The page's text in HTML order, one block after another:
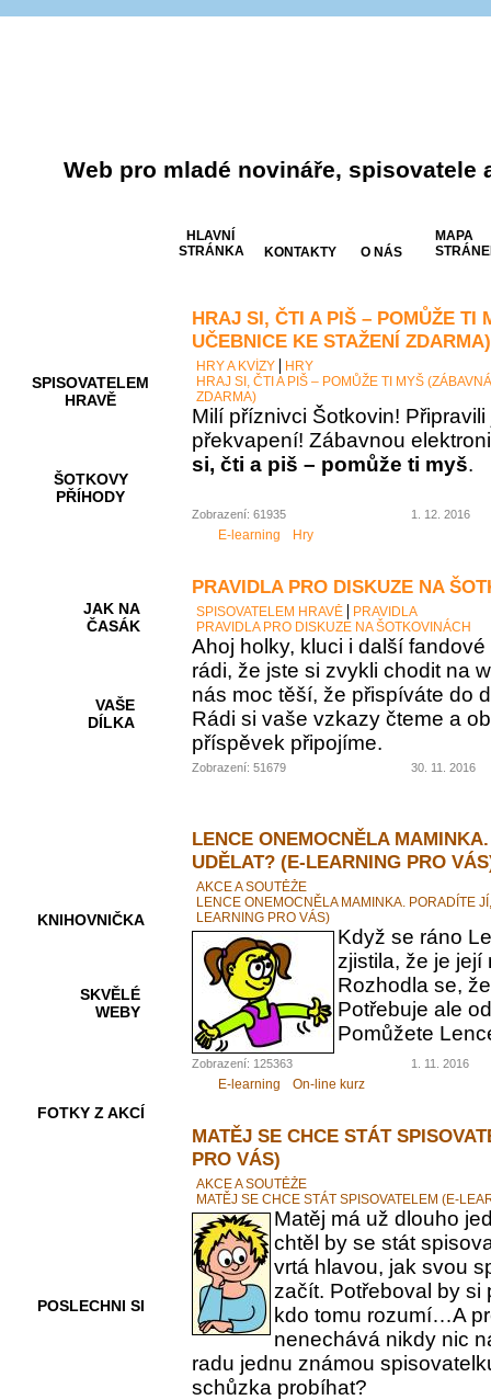
Web pro mladé novináře, spisovatele
HLAVNÍ
STRÁNKA
KONTAKTY O NÁS
MAPA
SPISOVATELEM
HRAVĚ
ŠOTKOVY
PŘÍHODY
JAK NA
ČASÁK
VAŠE
DÍLKA
KNIHOVNIČKA
SKVĚLÉ
WEBY
FOTKY Z AKCÍ
POSLECHNI SI
HRAJ SI, ČTI A PIŠ – POMŮŽE TI
UČEBNICE KE STAŽENÍ ZDARMA)
HRY A KVÍZY
HRY
HRAJ SI, ČTI A PIŠ – POMŮŽE TI MYŠ
ZDARMA)
Milí příznivci Šotkovin!
překvapení! Zábavnou
si, čti a piš – pomůže ti myš.
Zobrazení: 61935 1. 12. 2016
E-learning Hry
PRAVIDLA PRO DISKUZE NA
SPISOVATELEM HRAVĚ
PRAVIDLA
PRAVIDLA PRO DISKUZE NA ŠOTKOVINÁCH
Ahoj holky, kluci i další
rádi, že jste si zvykli chodit na
nás moc těší, že přispíváte do
Rádi si vaše vzkazy čteme a
příspěvek připojíme.
Zobrazení: 51679 30. 11. 2016
LENCE ONEMOCNĚLA
UDĚLAT? (E-LEARNING PRO
AKCE A SOUTĚŽE
LENCE ONEMOCNĚLA MAMINKA. PORADÍTE
LEARNING PRO VÁS)
Když se ráno
zjistila, že je její
Rozhodla se,
Potřebuje ale
Pomůžete
Zobrazení: 125363 1. 11. 2016
E-learning On-line kurz
MATĚJ SE CHCE STÁT
PRO VÁS)
AKCE A SOUTĚŽE
MATĚJ SE CHCE STÁT SPISOVATELEM (E-
Matěj má už dlouho
chtěl by se stát
vrtá hlavou, jak svou
začít. Potřeboval by si
kdo tomu rozumí…A
nenechává nikdy nic
radu jednu známou
schůzka probíhat?